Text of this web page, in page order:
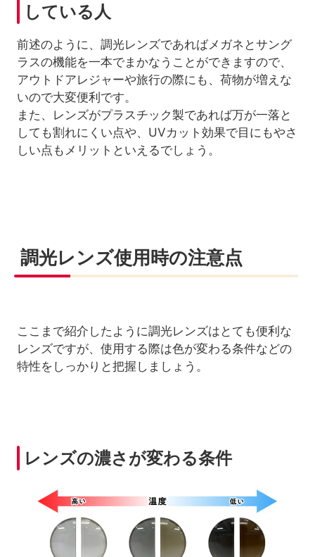
している人
前述のように、調光レンズであればメガネとサング
ラスの機能を一本でまかなうことができますので、
アウトドアレジャーや旅行の際にも、荷物が増えな
いので大変便利です。
また、レンズがプラスチック製であれば万が一落と
しても割れにくい点や、UVカット効果で目にもやさ
しい点もメリットといえるでしょう。
調光レンズ使用時の注意点
ここまで紹介したように調光レンズはとても便利な
レンズですが、使用する際は色が変わる条件などの
特性をしっかりと把握しましょう。
レンズの濃さが変わる条件